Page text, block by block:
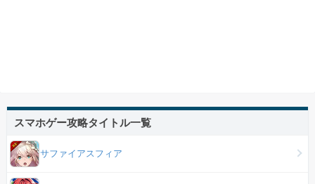
スマホゲー攻略タイトル一覧
サファイアスフィア